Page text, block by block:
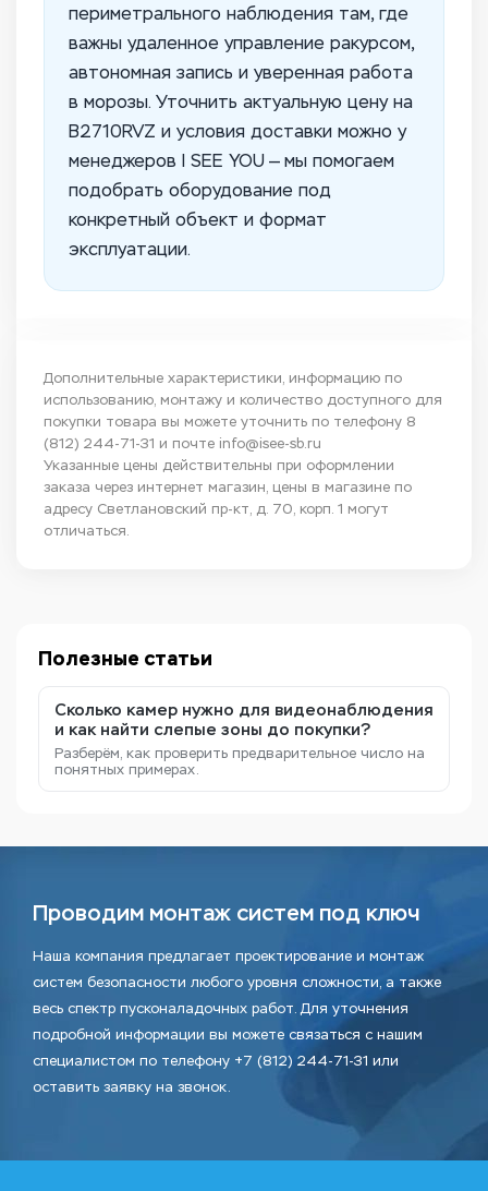
периметрального наблюдения там, где
важны удаленное управление ракурсом,
автономная запись и уверенная работа
в морозы. Уточнить актуальную цену на
B2710RVZ и условия доставки можно у
менеджеров I SEE YOU — мы помогаем
подобрать оборудование под
конкретный объект и формат
эксплуатации.
Дополнительные характеристики, информацию по
использованию, монтажу и количество доступного для
покупки товара вы можете уточнить по телефону 8
(812) 244-71-31 и почте info@isee-sb.ru
Указанные цены действительны при оформлении
заказа через интернет магазин, цены в магазине по
адресу Светлановский пр-кт, д. 70, корп. 1 могут
отличаться.
Полезные статьи
Сколько камер нужно для видеонаблюдения
и как найти слепые зоны до покупки?
Разберём, как проверить предварительное число на
понятных примерах.
Проводим монтаж систем под ключ
Наша компания предлагает проектирование и монтаж
систем безопасности любого уровня сложности, а также
весь спектр пусконаладочных работ. Для уточнения
подробной информации вы можете связаться с нашим
специалистом по телефону +7 (812) 244-71-31 или
оставить заявку на звонок.